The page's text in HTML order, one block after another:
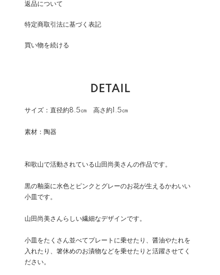
返品について
特定商取引法に基づく表記
買い物を続ける
DETAIL
サイズ：直径約8.5㎝ 高さ約1.5㎝
素材：陶器
和歌山で活動されている山田尚美さんの作品です。
黒の釉薬に水色とピンクとグレーのお花が生えるかわいい
小皿です。
山田尚美さんらしい繊細なデザインです。
小皿をたくさん並べてプレートに乗せたり、醤油やたれを
入れたり、箸休めのお漬物などを乗せたりと活躍させてく
ださい。